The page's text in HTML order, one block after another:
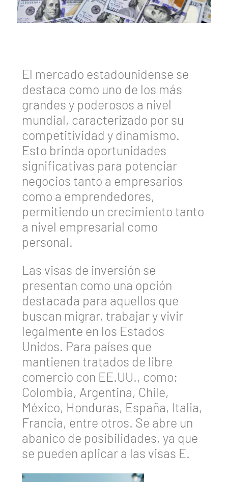
El mercado estadounidense se
destaca como uno de los más
grandes y poderosos a nivel
mundial, caracterizado por su
competitividad y dinamismo.
Esto brinda oportunidades
significativas para potenciar
negocios tanto a empresarios
como a emprendedores,
permitiendo un crecimiento tanto
a nivel empresarial como
personal.
Las visas de inversión se
presentan como una opción
destacada para aquellos que
buscan migrar, trabajar y vivir
legalmente en los Estados
Unidos. Para países que
mantienen tratados de libre
comercio con EE.UU., como:
Colombia, Argentina, Chile,
México, Honduras, España, Italia,
Francia, entre otros. Se abre un
abanico de posibilidades, ya que
se pueden aplicar a las visas E.